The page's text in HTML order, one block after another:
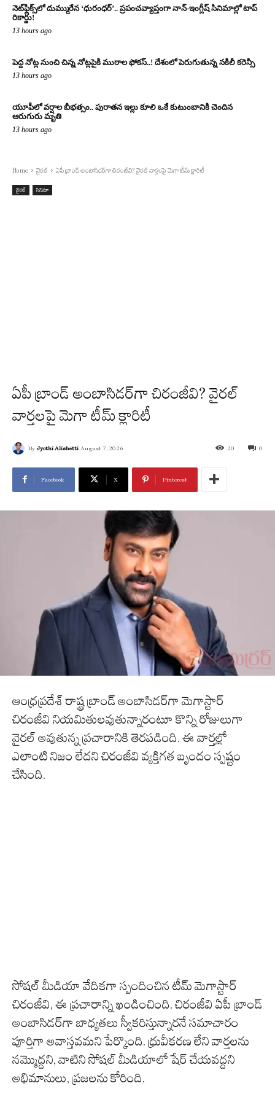
నెట్‌ఫ్లిక్స్‌లో దుమ్మురేన ‘ధురంధర్’.. ప్రపంచవ్యాప్తంగా నాన్-ఇంగ్లీష్ సినిమాల్లో టాప్
రికార్డు!
13 hours ago
పెద్ద నోట్ల నుంచి చిన్న నోట్లపైకి ముఠాల ఫోకస్..! దేశంలో పెరుగుతున్న నకిలీ కరెన్సీ
13 hours ago
యూపీలో వర్షాల బీభత్సం.. పురాతన ఇల్లు కూలి ఒకే కుటుంబానికి చెందిన
ఆరుగురు మృతి
13 hours ago